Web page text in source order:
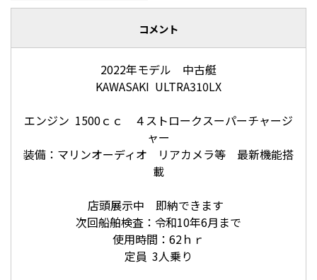
コメント
2022年モデル 中古艇
KAWASAKI ULTRA310LX
エンジン 1500ｃｃ ４ストロークスーパーチャージ
ャー
装備：マリンオーディオ リアカメラ等 最新機能搭
載
店頭展示中 即納できます
次回船舶検査：令和10年6月まで
使用時間：62ｈｒ
定員 3人乗り